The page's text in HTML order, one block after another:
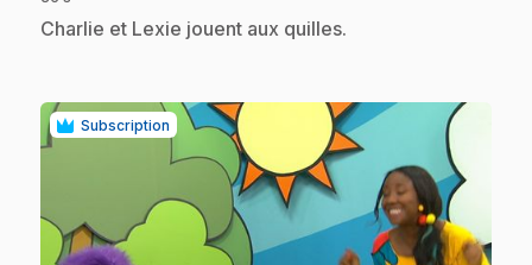
.Charlie et Lexie jouent aux quilles.
Subscription